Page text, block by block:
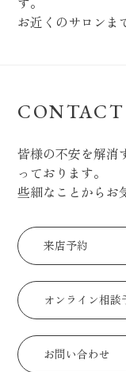
す。
お近くのサロンま
CONTACT
皆様の不安を解消
っております。
些細なことからお
来店予約
オンライン相談
お問い合わせ